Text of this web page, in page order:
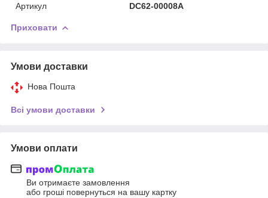
Артикул
DC62-00008A
Приховати
Умови доставки
Нова Пошта
Всі умови доставки
Умови оплати
Ви отримаєте замовлення
або гроші повернуться на вашу картку